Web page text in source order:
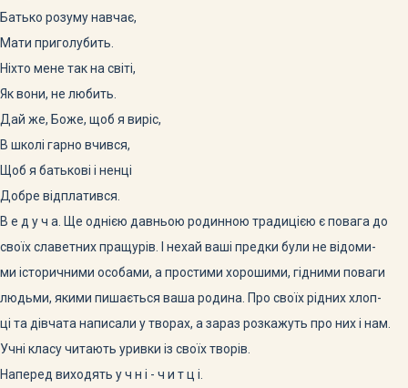
Батько розуму навчає,
Мати приголубить.
Ніхто мене так на світі,
Як вони, не любить.
Дай же, Боже, щоб я виріс,
В школі гарно вчився,
Щоб я батькові і ненці
Добре відплатився.
В е д у ч а. Ще однією давньою родинною традицією є повага до
своїх славетних пращурів. І нехай ваші предки були не відоми-
ми історичними особами, а простими хорошими, гідними поваги
людьми, якими пишається ваша родина. Про своїх рідних хлоп-
ці та дівчата написали у творах, а зараз розкажуть про них і нам.
Учні класу читають уривки із своїх творів.
Наперед виходять у ч н і - ч и т ц і.